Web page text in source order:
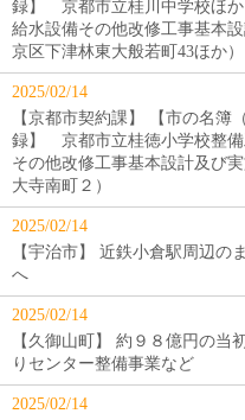
録】 京都市立桂川中学校ほか
給水設備その他改修工事基本
京区下津林東大般若町43ほか）
2025/02/14
【京都市契約課】 【市の名簿
録】 京都市立桂徳小学校整
その他改修工事基本設計及び
大寺南町２）
2025/02/14
【宇治市】 近鉄小倉駅周辺
へ
2025/02/14
【久御山町】 約９８億円の
りセンター整備事業など
2025/02/14